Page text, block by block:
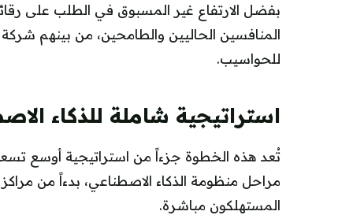
بفضل الارتفاع غير المسبوق في الطلب على
المنافسين الحاليين والطامحين، من بينهم
للحواسيب.
استراتيجية شاملة للذكاء
تُعد هذه الخطوة جزءاً من استراتيجية أوسع
مراحل منظومة الذكاء الاصطناعي، بدءاً من مراكز
المستهلكون مباشرة.